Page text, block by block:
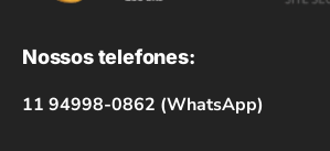
Nossos telefones:
11 94998-0862 (WhatsApp)